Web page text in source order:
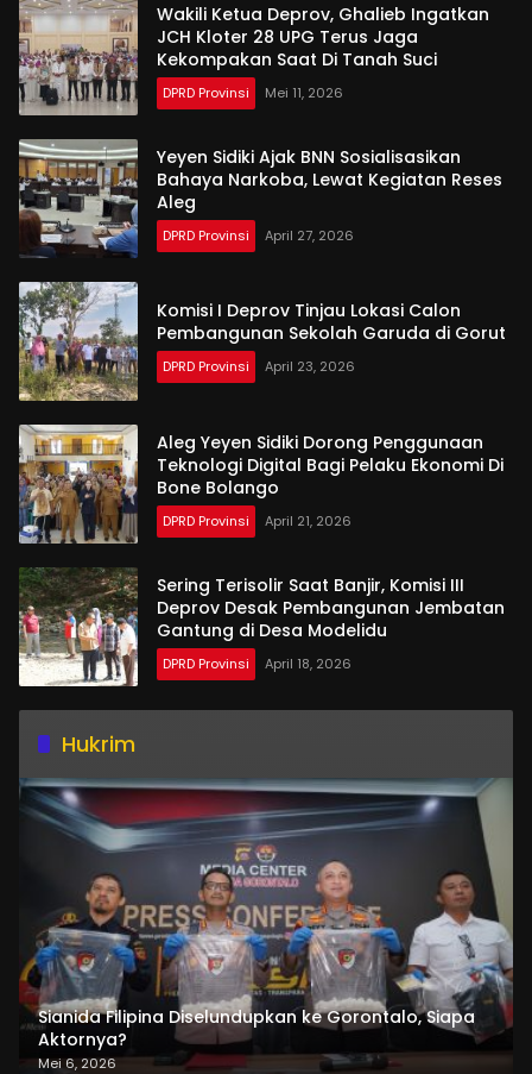
Wakili Ketua Deprov, Ghalieb Ingatkan
JCH Kloter 28 UPG Terus Jaga
Kekompakan Saat Di Tanah Suci
DPRD Provinsi Mei 11, 2026
Yeyen Sidiki Ajak BNN Sosialisasikan
Bahaya Narkoba, Lewat Kegiatan Reses
Aleg
DPRD Provinsi April 27, 2026
Komisi I Deprov Tinjau Lokasi Calon
Pembangunan Sekolah Garuda di Gorut
DPRD Provinsi April 23, 2026
Aleg Yeyen Sidiki Dorong Penggunaan
Teknologi Digital Bagi Pelaku Ekonomi Di
Bone Bolango
DPRD Provinsi April 21, 2026
Sering Terisolir Saat Banjir, Komisi III
Deprov Desak Pembangunan Jembatan
Gantung di Desa Modelidu
DPRD Provinsi April 18, 2026
Hukrim
Sianida Filipina Diselundupkan ke Gorontalo, Siapa
Aktornya?
Mei 6, 2026